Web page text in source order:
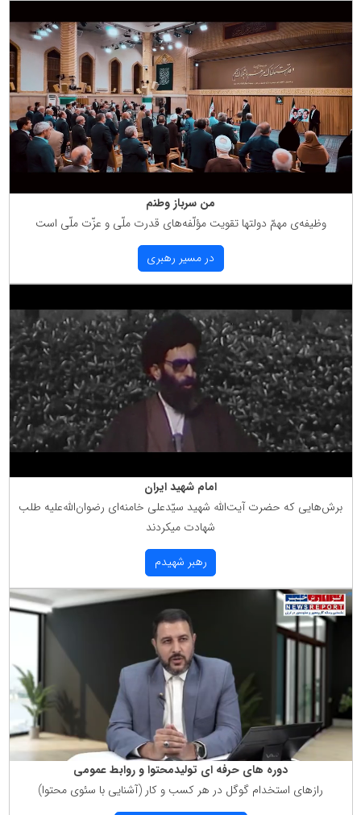
من سرباز وطنم
وظیفه‌ی مهمّ دولتها تقویت مؤلّفه‌های قدرت ملّی و عزّت ملّی است
در مسیر رهبری
امام شهید ایران
برش‌هایی كه حضرت آیت‌الله شهید سیّدعلی خامنه‌ای رضوان‌الله‌علیه طلب
شهادت میكردند
رهبر شهیدم
دوره های حرفه ای تولیدمحتوا و روابط عمومی
رازهای استخدام گوگل در هر كسب و كار (آشنایی با سئوی محتوا)